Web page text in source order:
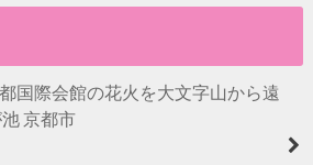
国際会館の花火を大文字山から遠
京都市